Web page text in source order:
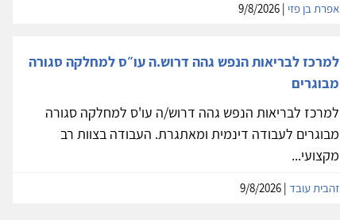
אפרת בן פזי | 9/8/2026
למרכז לבריאות הנפש גהה דרוש.ה עו״ס למחלקה סגורה
מבוגרים
למרכז לבריאות הנפש גהה דרוש/ה עו'ס למחלקה סגורה
מבוגרים לעבודה דינמית ומאתגרת. העבודה בצוות רב
מקצועי...
זהבית עובד | 9/8/2026